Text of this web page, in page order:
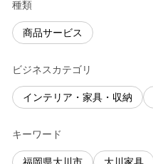
種類
商品サービス
ビジネスカテゴリ
インテリア・家具・収納
キーワード